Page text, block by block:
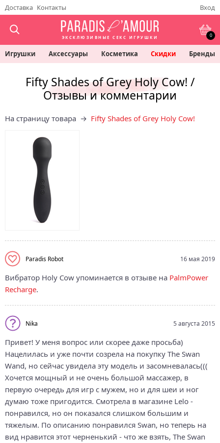
Доставка Контакты Вход
ЭКСКЛЮЗИВНЫЕ СЕКС ИГРУШКИ 0
Игрушки Аксессуары Косметика Скидки Бренды
Fifty Shades of Grey Holy Cow! /
Отзывы и комментарии
На страницу товара → Fifty Shades of Grey Holy Cow!
Paradis Robot 16 мая 2019
Вибратор Holy Cow упоминается в отзыве на PalmPower
Recharge.
Nika 5 августа 2015
Привет! У меня вопрос или скорее даже просьба)
Нацелилась и уже почти созрела на покупку The Swan
Wand, но сейчас увидела эту модель и засомневалась(((
Хочется мощный и не очень большой массажер, в
первую очередь для игр с мужем, но и для шеи и ног
думаю тоже пригодится. Смотрела в магазине Lelo -
понравился, но он показался слишком большим и
тяжелым. По описанию понравился Swan, но теперь на
вид нравится этот черненький - что же взять, The Swan